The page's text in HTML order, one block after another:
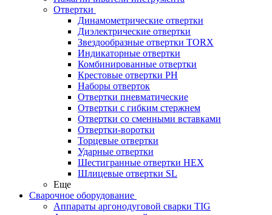
Отвертки
Динамометрические отвертки
Диэлектрические отвертки
Звездообразные отвертки TORX
Индикаторные отвертки
Комбинированные отвертки
Крестовые отвертки PH
Наборы отверток
Отвертки пневматические
Отвертки с гибким стержнем
Отвертки со сменными вставками
Отвертки-воротки
Торцевые отвертки
Ударные отвертки
Шестигранные отвертки HEX
Шлицевые отвертки SL
Еще
Сварочное оборудование
Аппараты аргонодуговой сварки TIG